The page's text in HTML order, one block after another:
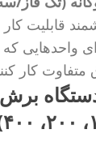
قابلیت
واحدهایی
کار